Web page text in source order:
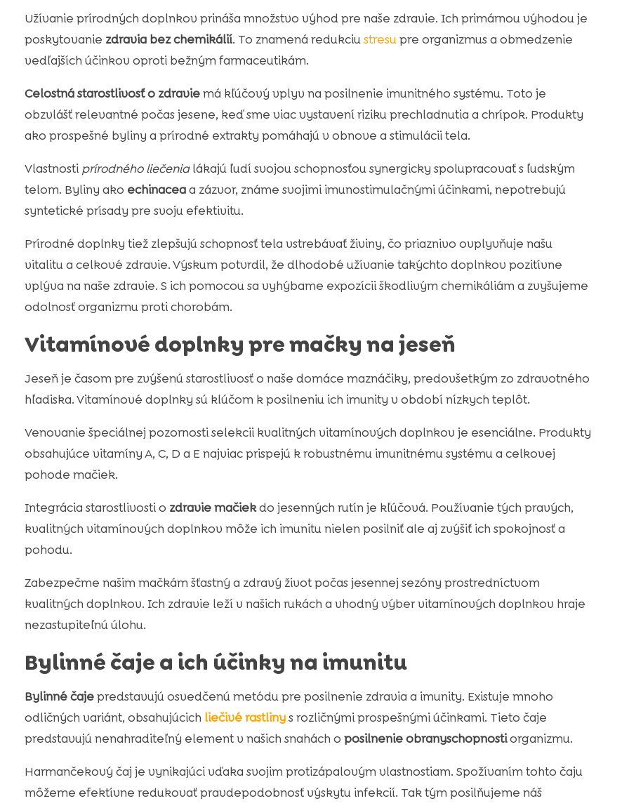
Užívanie prírodných doplnkov prináša množstvo výhod pre naše zdravie. Ich primárnou výhodou je
poskytovanie zdravia bez chemikálií. To znamená redukciustresupre organizmus a obmedzenie
vedľajších účinkov oproti bežným farmaceutikám.
Celostná starostlivosť o zdraviemá kľúčový vplyv na posilnenie imunitného systému. Toto je
obzvlášť relevantné počas jesene, keď sme viac vystavení riziku prechladnutia a chrípok. Produkty
ako prospešné byliny a prírodné extrakty pomáhajú v obnove a stimulácii tela.
Vlastnosti prírodného liečenialákajú ľudí svojou schopnosťou synergicky spolupracovať s ľudským
telom. Byliny ako echinaceaa zázvor, známe svojimi imunostimulačnými účinkami, nepotrebujú
syntetické prísady pre svoju efektivitu.
Prírodné doplnky tiež zlepšujú schopnosť tela vstrebávať živiny, čo priaznivo ovplyvňuje našu
vitalitu a celkové zdravie. Výskum potvrdil, že dlhodobé užívanie takýchto doplnkov pozitívne
vplýva na naše zdravie. S ich pomocou sa vyhýbame expozícii škodlivým chemikáliám a zvyšujeme
odolnosť organizmu proti chorobám.
Vitamínové doplnky pre mačky na jeseň
Jeseň je časom pre zvýšenú starostlivosť o naše domáce maznáčiky, predovšetkým zo zdravotného
hľadiska. Vitamínové doplnky sú klúčom k posilneniu ich imunity v období nízkych teplôt.
Venovanie špeciálnej pozornosti selekcii kvalitných vitamínových doplnkov je esenciálne. Produkty
obsahujúce vitamíny A, C, D a E najviac prispejú k robustnému imunitnému systému a celkovej
pohode mačiek.
Integrácia starostlivosti o zdravie mačiekdo jesenných rutín je kľúčová. Používanie tých pravých,
kvalitných vitamínových doplnkov môže ich imunitu nielen posilniť ale aj zvýšiť ich spokojnosť a
pohodu.
Zabezpečme našim mačkám šťastný a zdravý život počas jesennej sezóny prostredníctvom
kvalitných doplnkov. Ich zdravie leží v našich rukách a vhodný výber vitamínových doplnkov hraje
nezastupiteľnú úlohu.
Bylinné čaje a ich účinky na imunitu
Bylinné čajepredstavujú osvedčenú metódu pre posilnenie zdravia a imunity. Existuje mnoho
odličných variánt, obsahujúcich liečivé rastlinys rozličnými prospešnými účinkami. Tieto čaje
predstavujú nenahraditeľný element v našich snahách o posilnenie obranyschopnostiorganizmu.
Harmančekový čaj je vynikajúci vďaka svojim protizápalovým vlastnostiam. Spožívaním tohto čaju
môžeme efektívne redukovať pravdepodobnosť výskytu infekcií. Tak tým posilňujeme náš